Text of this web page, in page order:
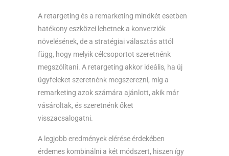
A retargeting és a remarketing mindkét esetben
hatékony eszközei lehetnek a konverziók
növelésének, de a stratégiai választás attól
függ, hogy melyik célcsoportot szeretnénk
megszólítani. A retargeting akkor ideális, ha új
ügyfeleket szeretnénk megszerezni, míg a
remarketing azok számára ajánlott, akik már
vásároltak, és szeretnénk őket
visszacsalogatni.
A legjobb eredmények elérése érdekében
érdemes kombinálni a két módszert, hiszen így